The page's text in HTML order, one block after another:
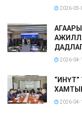
2026-05-
2026-04-
2026-04-